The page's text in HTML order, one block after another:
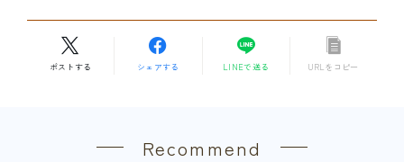
ポストする シェアする LINEで送る URLをコピー
Recommend